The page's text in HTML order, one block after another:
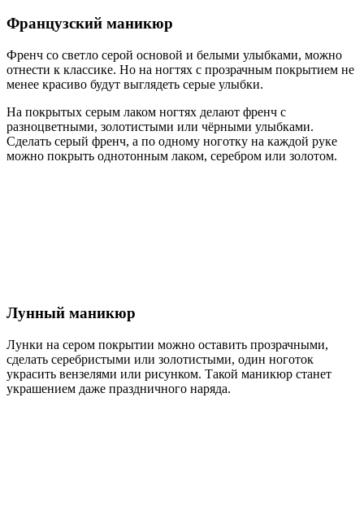
Французский маникюр
Френч со светло серой основой и белыми улыбками, можно
отнести к классике. Но на ногтях с прозрачным покрытием не
менее красиво будут выглядеть серые улыбки.
На покрытых серым лаком ногтях делают френч с
разноцветными, золотистыми или чёрными улыбками.
Сделать серый френч, а по одному ноготку на каждой руке
можно покрыть однотонным лаком, серебром или золотом.
Лунный маникюр
Лунки на сером покрытии можно оставить прозрачными,
сделать серебристыми или золотистыми, один ноготок
украсить вензелями или рисунком. Такой маникюр станет
украшением даже праздничного наряда.